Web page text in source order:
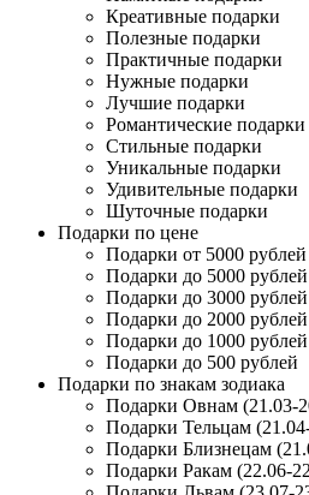
Креативные подарки
Полезные подарки
Практичные подарки
Нужные подарки
Лучшие подарки
Романтические подарки
Стильные подарки
Уникальные подарки
Удивительные подарки
Шуточные подарки
Подарки по цене
Подарки от 5000 рублей
Подарки до 5000 рублей
Подарки до 3000 рублей
Подарки до 2000 рублей
Подарки до 1000 рублей
Подарки до 500 рублей
Подарки по знакам зодиака
Подарки Овнам (21.03-
Подарки Тельцам
Подарки Близнецам
Подарки Ракам (22.06-